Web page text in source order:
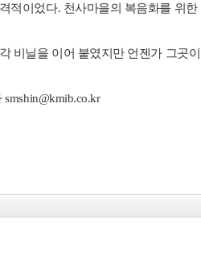
적이었다. 천사마을의 복음화를 위한
비닐을 이어 붙였지만 언젠가 그곳이
smshin@kmib.co.kr